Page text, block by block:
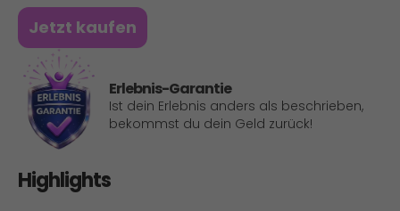
Jetzt kaufen
Erlebnis-Garantie
Ist dein Erlebnis anders als beschrieben,
bekommst du dein Geld zurück!
Highlights